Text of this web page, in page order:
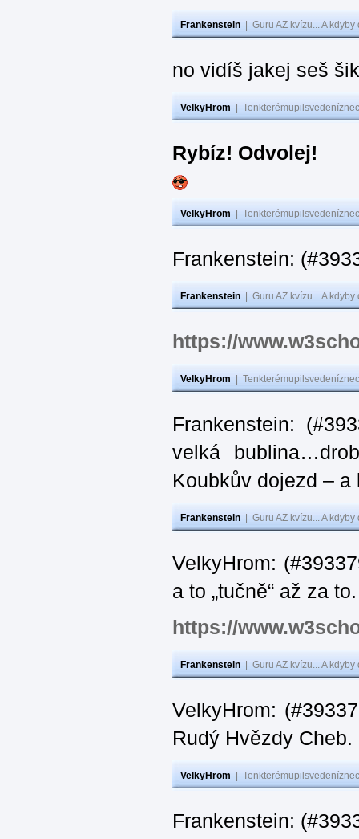
Frankenstein Guru AZ kvízu... A
no vidíš jakej seš
VelkyHrom
Rybíz! Odvolej!
VelkyHrom
Frankenstein:
Frankenstein Guru AZ kvízu... A
https://
VelkyHrom
Frankenstein:
velká
Koubkův dojezd –
Frankenstein Guru AZ kvízu... A
VelkyHrom:
a to „tučně“ až za
https://
Frankenstein Guru AZ kvízu... A
VelkyHrom:
Rudý Hvězdy Cheb.
VelkyHrom
Frankenstein: